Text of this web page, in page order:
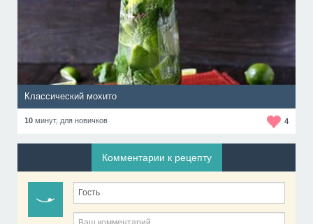
Классический мохито
10 минут, для новичков 4
Комментарии к рецепту